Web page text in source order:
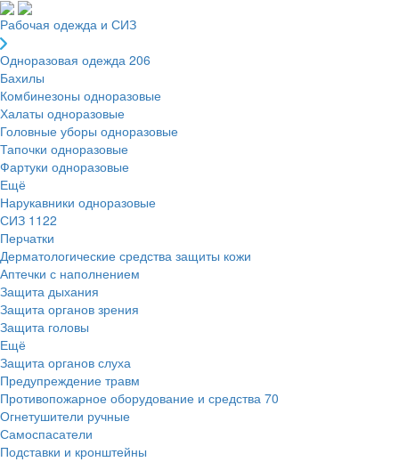
Рабочая одежда и СИЗ
Одноразовая одежда 206
Бахилы
Комбинезоны одноразовые
Халаты одноразовые
Головные уборы одноразовые
Тапочки одноразовые
Фартуки одноразовые
Ещё
Нарукавники одноразовые
СИЗ 1122
Перчатки
Дерматологические средства защиты кожи
Аптечки с наполнением
Защита дыхания
Защита органов зрения
Защита головы
Ещё
Защита органов слуха
Предупреждение травм
Противопожарное оборудование и средства 70
Огнетушители ручные
Самоспасатели
Подставки и кронштейны